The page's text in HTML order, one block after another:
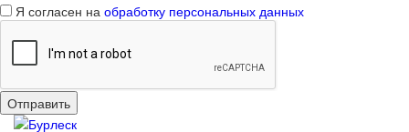
Я согласен на обработку персональных данных